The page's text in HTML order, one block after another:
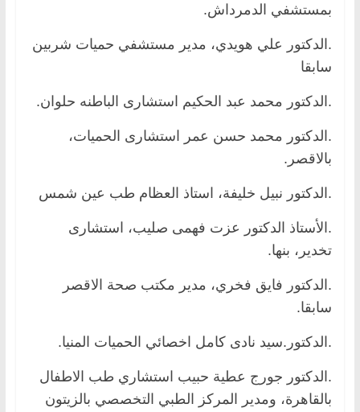
بمستشفي الدمرداش.
.الدكتور علي هويدي، مدير مستشفي حميات شربين
سابقا
.الدكتور محمد عبد الحكيم استشارى الباطنه حلوان.
.الدكتور محمد حسن عمر استشارى الحميات،
بالاقصر.
.الدكتور نبيل خليفة، استاذ العظام طب عين شمس
.الأستاذ الدكتور عزت فهمى صليب، استشارى
تخدير، بنها.
.الدكتور فايق فخري، مدير مكتب صحة الاقصر
سابقا.
.الدكتور.سيد نادى كامل اخصائي الحميات المنيا.
.الدكتور جورج عطية حبيب استشاري طب الاطفال
بالقاهرة، ومدير المركز الطبي التخصصي بالزيتون